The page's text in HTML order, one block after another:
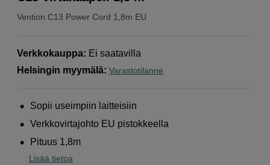
Vention C13 Power Cord 1,8m EU
Verkkokauppa: Ei saatavilla
Helsingin myymälä: Varastotilanne
Sopii useimpiin laitteisiin
Verkkovirtajohto EU pistokkeella
Pituus 1,8m
Lisää tietoa